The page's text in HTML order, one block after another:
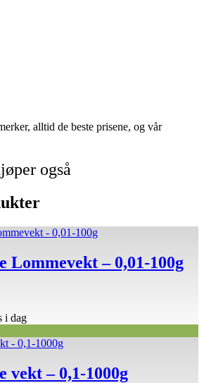
alltid de beste prisene, og vår
også
Lommevekt – 0,01-100g
i dag
vekt – 0,1-1000g